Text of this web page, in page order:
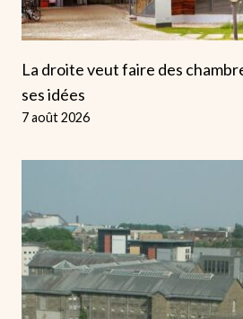
La droite veut faire des
ses idées
7 août 2026